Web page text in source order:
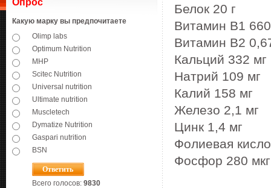
Опрос
Какую марку вы предпочитаете
Olimp labs
Optimum Nutrition
MHP
Scitec Nutrition
Universal nutrition
Ultimate nutrition
Muscletech
Dymatize Nutrition
Gaspari nutrition
BSN
Всего голосов: 9830
Белок 20 г
Витамин B1
Витамин B2
Кальций 332 мг
Натрий 109 мг
Калий 158 мг
Железо 2,1 мг
Цинк 1,4 мг
Фолиевая
Фосфор 280 мкг